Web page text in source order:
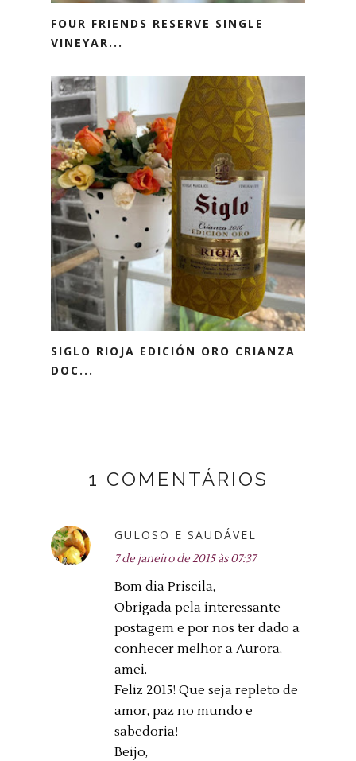
FOUR FRIENDS RESERVE SINGLE
VINEYAR...
SIGLO RIOJA EDICIÓN ORO CRIANZA
DOC...
1 COMENTÁRIOS
GULOSO E SAUDÁVEL
7 de janeiro de 2015 às 07:37
Bom dia Priscila,
Obrigada pela interessante
postagem e por nos ter dado a
conhecer melhor a Aurora,
amei.
Feliz 2015! Que seja repleto de
amor, paz no mundo e
sabedoria!
Beijo,